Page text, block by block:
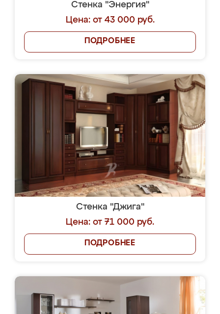
Стенка "Энергия"
Цена: от 43 000 руб.
ПОДРОБНЕЕ
Стенка "Джига"
Цена: от 71 000 руб.
ПОДРОБНЕЕ